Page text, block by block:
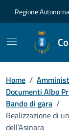
Regione
Home /
Documenti Albo
Bando di gara /
Realizzazione di
dell’Asinara